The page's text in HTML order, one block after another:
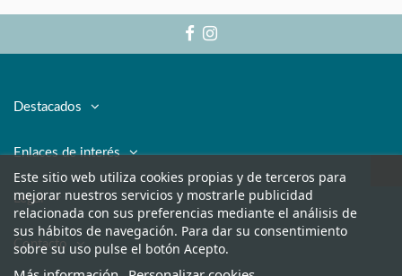
Destacados
Enlaces de interés
Legal
Contacto
Este sitio web utiliza cookies propias y de terceros para
mejorar nuestros servicios y mostrarle publicidad
relacionada con sus preferencias mediante el análisis de
sus hábitos de navegación. Para dar su consentimiento
sobre su uso pulse el botón Acepto.